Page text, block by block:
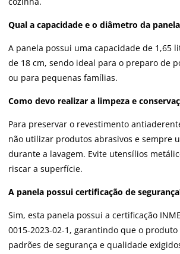
Qual a capacidade e o diâmetro da
A panela possui uma capacidade de 1,65
de 18 cm, sendo ideal para o preparo de
ou para pequenas famílias.
Como devo realizar a limpeza e
Para preservar o revestimento
não utilizar produtos abrasivos e sempre
durante a lavagem. Evite utensílios
riscar a superfície.
A panela possui certificação de
Sim, esta panela possui a certificação
0015-2023-02-1, garantindo que o produto
padrões de segurança e qualidade